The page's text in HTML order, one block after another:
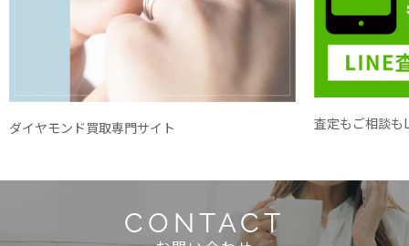
ダイヤモンド買取専門サイト 査定もご相談も
CONTACT